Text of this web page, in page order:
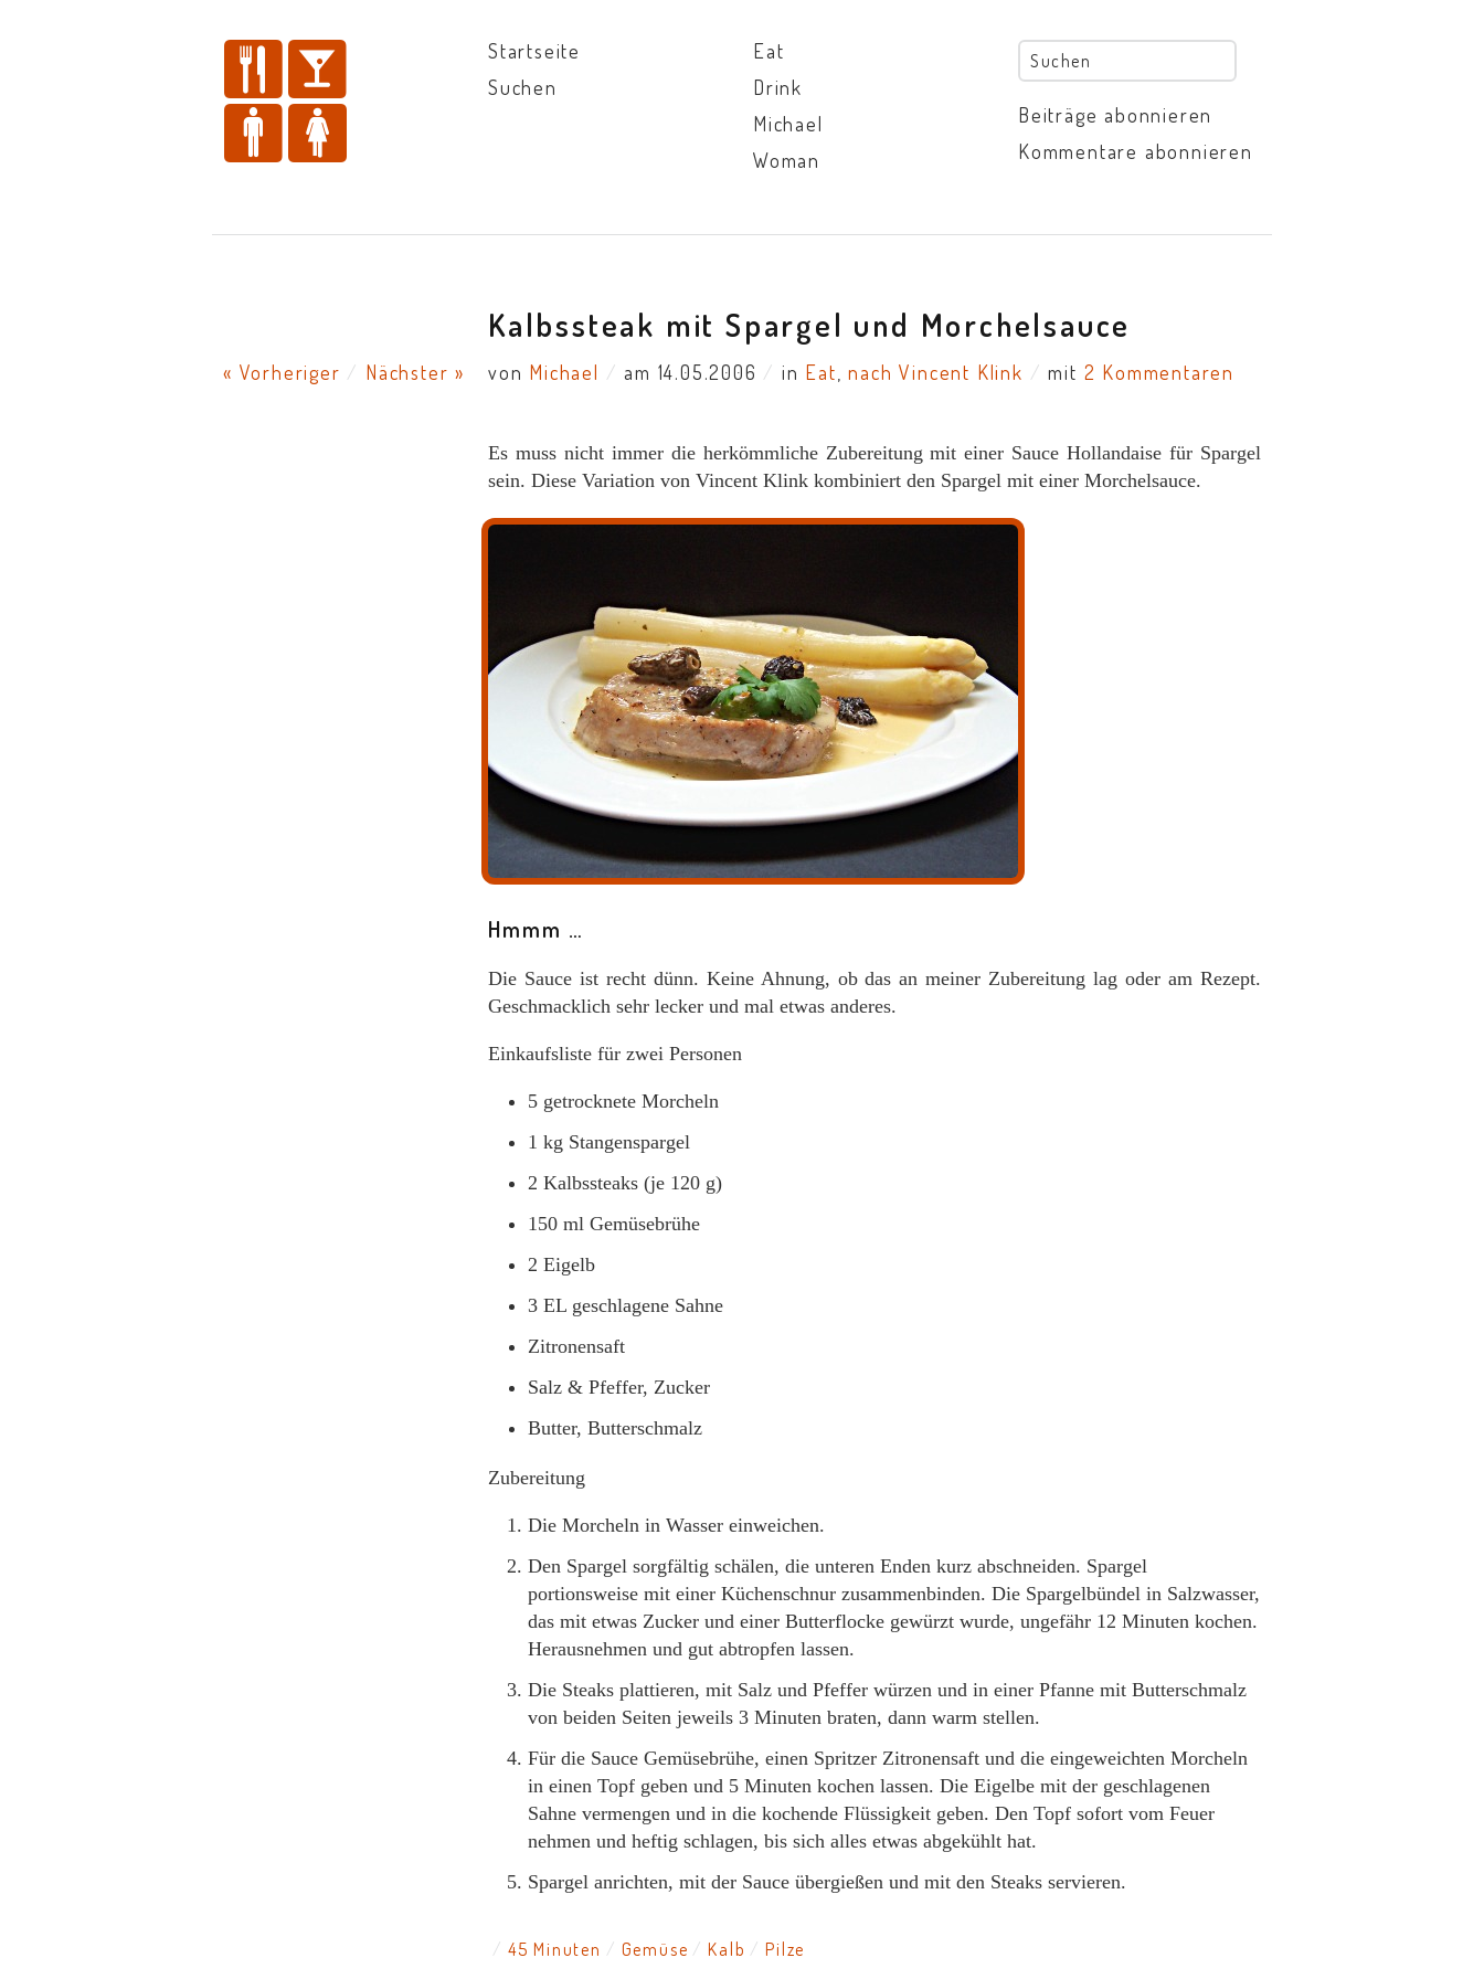
Startseite
Suchen
Eat
Drink
Michael
Woman
Beiträge abonnieren
Kommentare abonnieren
Kalbssteak mit Spargel und Morchelsauce
« Vorheriger / Nächster » von Michael / am 14.05.2006 / in Eat ,nach Vincent Klink / mit 2 Kommentaren
Es muss nicht immer die herkömmliche Zubereitung mit einer Sauce Hollandaise für Spargel
sein. Diese Variation von Vincent Klink kombiniert den Spargel mit einer Morchelsauce.
Hmmm …
Die Sauce ist recht dünn. Keine Ahnung, ob das an meiner Zubereitung lag oder am Rezept.
Geschmacklich sehr lecker und mal etwas anderes.
Einkaufsliste für zwei Personen
5 getrocknete Morcheln
1 kg Stangenspargel
2 Kalbssteaks (je 120 g)
150 ml Gemüsebrühe
2 Eigelb
3 EL geschlagene Sahne
Zitronensaft
Salz & Pfeffer, Zucker
Butter, Butterschmalz
Zubereitung
Die Morcheln in Wasser einweichen.
Den Spargel sorgfältig schälen, die unteren Enden kurz abschneiden. Spargel
portionsweise mit einer Küchenschnur zusammenbinden. Die Spargelbündel in Salzwasser,
das mit etwas Zucker und einer Butterflocke gewürzt wurde, ungefähr 12 Minuten kochen.
Herausnehmen und gut abtropfen lassen.
Die Steaks plattieren, mit Salz und Pfeffer würzen und in einer Pfanne mit Butterschmalz
von beiden Seiten jeweils 3 Minuten braten, dann warm stellen.
Für die Sauce Gemüsebrühe, einen Spritzer Zitronensaft und die eingeweichten Morcheln
in einen Topf geben und 5 Minuten kochen lassen. Die Eigelbe mit der geschlagenen
Sahne vermengen und in die kochende Flüssigkeit geben. Den Topf sofort vom Feuer
nehmen und heftig schlagen, bis sich alles etwas abgekühlt hat.
Spargel anrichten, mit der Sauce übergießen und mit den Steaks servieren.
45 Minuten Gemüse Kalb Pilze